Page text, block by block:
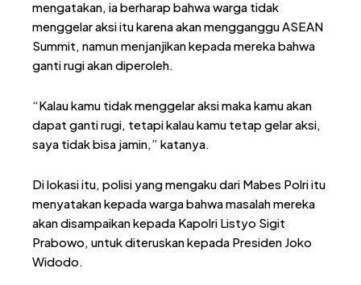
mengatakan, ia berharap bahwa warga tidak
menggelar aksi itu karena akan mengganggu ASEAN
Summit, namun menjanjikan kepada mereka bahwa
ganti rugi akan diperoleh.
“Kalau kamu tidak menggelar aksi maka kamu akan
dapat ganti rugi, tetapi kalau kamu tetap gelar aksi,
saya tidak bisa jamin,” katanya.
Di lokasi itu, polisi yang mengaku dari Mabes Polri itu
menyatakan kepada warga bahwa masalah mereka
akan disampaikan kepada Kapolri Listyo Sigit
Prabowo, untuk diteruskan kepada Presiden Joko
Widodo.